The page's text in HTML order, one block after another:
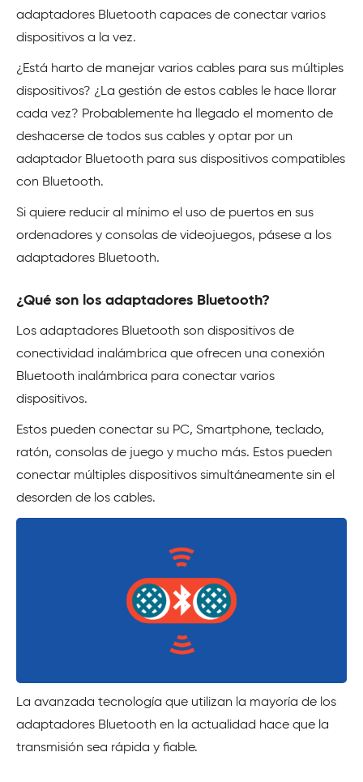
adaptadores Bluetooth capaces de conectar varios
dispositivos a la vez.
¿Está harto de manejar varios cables para sus múltiples
dispositivos? ¿La gestión de estos cables le hace llorar
cada vez? Probablemente ha llegado el momento de
deshacerse de todos sus cables y optar por un
adaptador Bluetooth para sus dispositivos compatibles
con Bluetooth.
Si quiere reducir al mínimo el uso de puertos en sus
ordenadores y consolas de videojuegos, pásese a los
adaptadores Bluetooth.
¿Qué son los adaptadores Bluetooth?
Los adaptadores Bluetooth son dispositivos de
conectividad inalámbrica que ofrecen una conexión
Bluetooth inalámbrica para conectar varios
dispositivos.
Estos pueden conectar su PC, Smartphone, teclado,
ratón, consolas de juego y mucho más. Estos pueden
conectar múltiples dispositivos simultáneamente sin el
desorden de los cables.
La avanzada tecnología que utilizan la mayoría de los
adaptadores Bluetooth en la actualidad hace que la
transmisión sea rápida y fiable.